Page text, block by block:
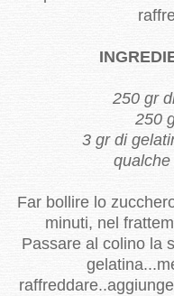
250 gr
250
3 gr di
Far bollire lo
minuti, nel
Passare al colino la